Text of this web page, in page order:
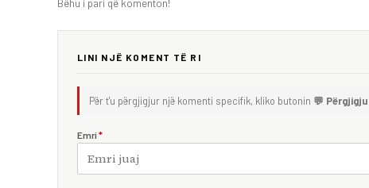
LINI NJË KOMENT TË RI
Për t'u përgjigjur një komenti specifik, kliko butonin 💬 Përgjigju
Emri *